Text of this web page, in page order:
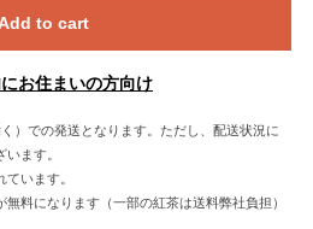
to cart
お住まいの方向け
）での発送となります。ただし、配送状況に
ます。
います。
料になります（一部の紅茶は送料弊社負担）